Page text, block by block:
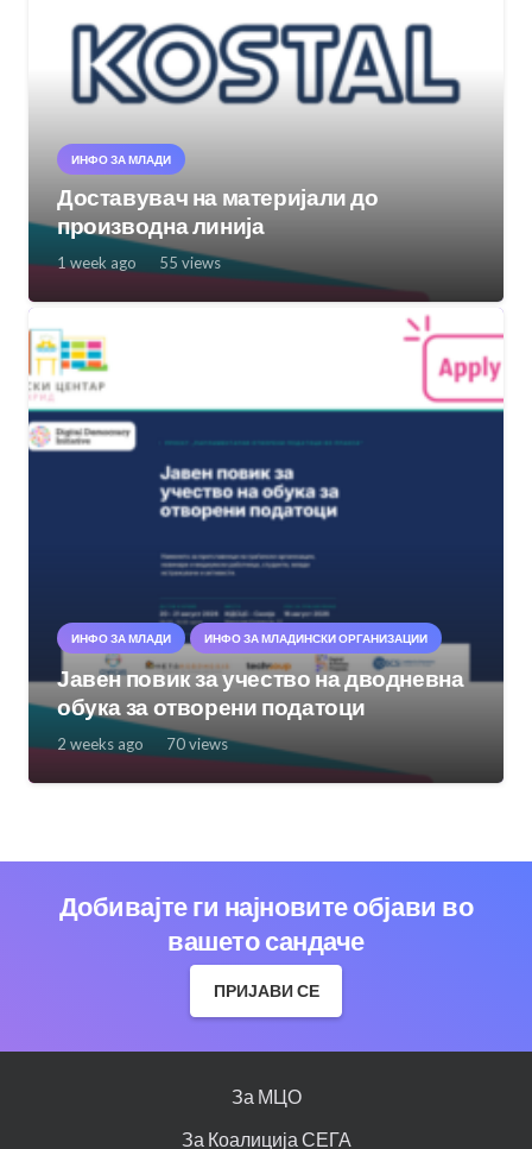
ИНФО ЗА МЛАДИ
Доставувач на материјали до
производна линија
1 week ago 55 views
ИНФО ЗА МЛАДИ ИНФО ЗА МЛАДИНСКИ ОРГАНИЗАЦИИ
Јавен повик за учество на дводневна
обука за отворени податоци
2 weeks ago 70views
Добивајте ги најновите објави во
вашето сандаче
ПРИЈАВИ СЕ
За МЦО
За Коалиција СЕГА